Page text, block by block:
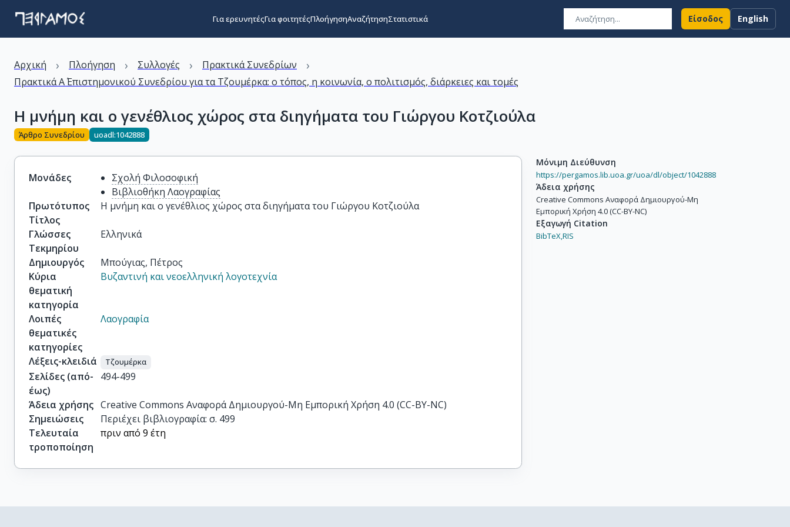
Για ερευνητέςΓια φοιτητέςΠλοήγησηΑναζήτησηΣτατιστικά Είσοδος English
Αρχική › Πλοήγηση › Συλλογές › Πρακτικά Συνεδρίων ›
Πρακτικά Α΄ Επιστημονικού Συνεδρίου για τα Τζουμέρκα: ο τόπος, η κοινωνία, ο πολιτισμός, διάρκειες και τομές
Η μνήμη και ο γενέθλιος χώρος στα διηγήματα του Γιώργου Κοτζιούλα
Άρθρο Συνεδρίου uoadl:1042888
Μονάδες
Σχολή Φιλοσοφική
Βιβλιοθήκη Λαογραφίας
Πρωτότυπος
Τίτλος
Η μνήμη και ο γενέθλιος χώρος στα διηγήματα του Γιώργου Κοτζιούλα
Γλώσσες
Τεκμηρίου
Ελληνικά
Δημιουργός
Μπούγιας, Πέτρος
Κύρια
θεματική
κατηγορία
Βυζαντινή και νεοελληνική λογοτεχνία
Λοιπές
θεματικές
κατηγορίες
Λαογραφία
Λέξεις-κλειδιά Τζουμέρκα
Σελίδες (από-
έως)
494-499
Άδεια χρήσης Creative Commons Αναφορά Δημιουργού-Μη Εμπορική Χρήση 4.0 (CC-BY-NC)
Σημειώσεις
Περιέχει βιβλιογραφία: σ. 499
Τελευταία
τροποποίηση
πριν από 9 έτη
Μόνιμη Διεύθυνση
https://pergamos.lib.uoa.gr/uoa/dl/object/1042888
Άδεια χρήσης
Creative Commons Αναφορά Δημιουργού-Μη
Εμπορική Χρήση 4.0 (CC-BY-NC)
Εξαγωγή Citation
BibTeX,RIS